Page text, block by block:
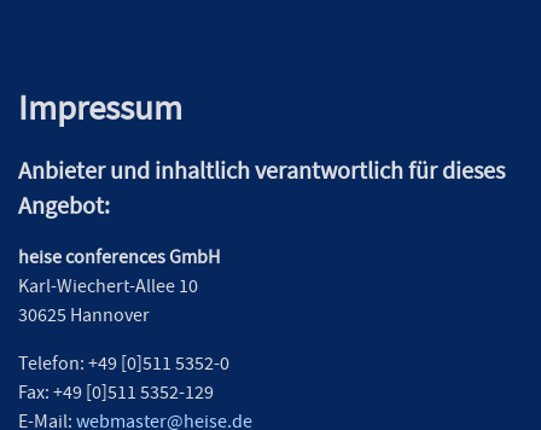
Impressum
Anbieter und inhaltlich verantwortlich für dieses
Angebot:
heise conferences GmbH
Karl-Wiechert-Allee 10
30625 Hannover
Telefon: +49 [0]511 5352-0
Fax: +49 [0]511 5352-129
E-Mail:webmaster@heise.de